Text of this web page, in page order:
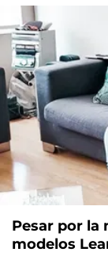
Pesar por la
modelos